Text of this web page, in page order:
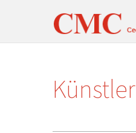
Künstler